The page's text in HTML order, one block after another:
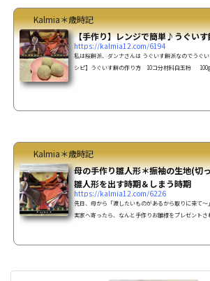
Kalmia＊歳時記
【手作り】レンジで簡単♪うぐいす
https://kalmia12.com/6194
私は桜餅派、ダンナさんは うぐいす餅派なのでうぐ
シピ】うぐいす餅の作り方 10コ分材料白玉
Kalmia＊歳時記
母の手作り雛人形＊振袖の生地(切
雛人形を出す時期＆しまう時期
https://kalmia12.com/6226
先日、母から「渡したいものがあるから取りに来て～
実家へ寄ったら、なんと手作りお雛様をプレゼント